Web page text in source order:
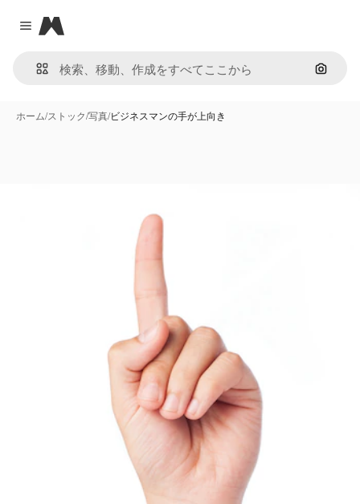
Close menu
Magnific
画像で
ホーム/ストック/写真/ビジネスマンの手が上向き